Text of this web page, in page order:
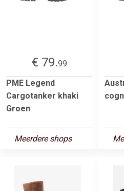
€ 79.99
PME Legend
Cargotanker khaki
Groen
Meerdere shops